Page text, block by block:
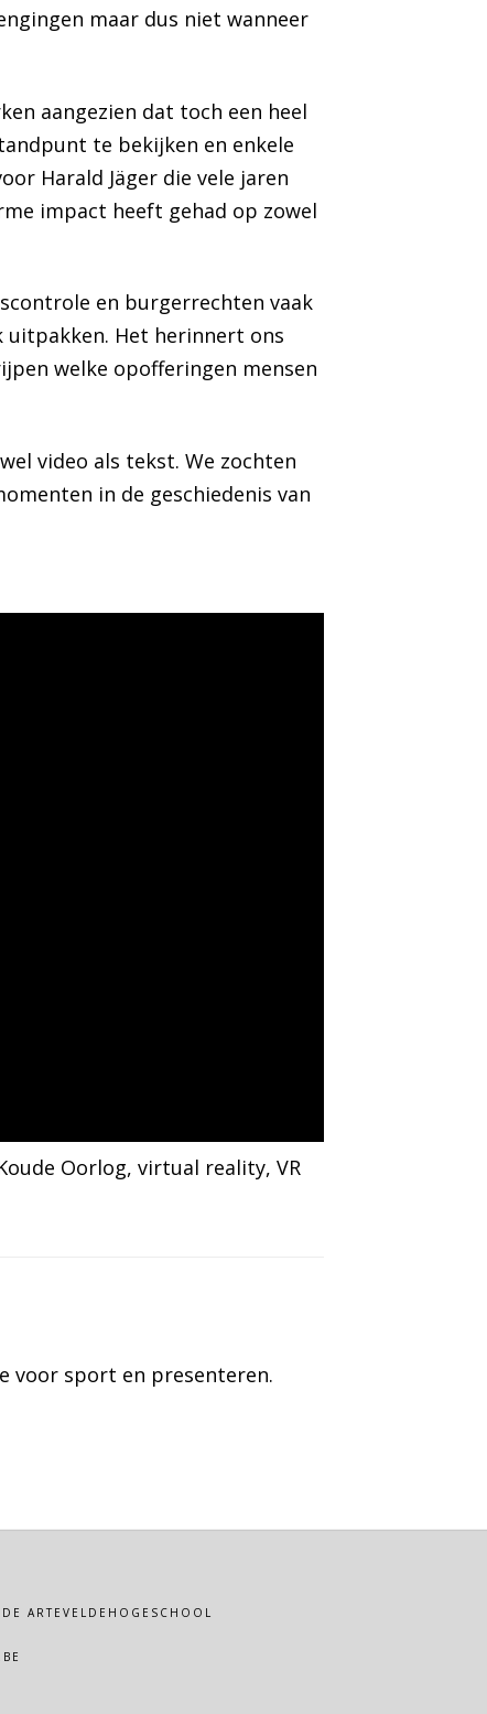
maar dus niet wanneer
aangezien dat toch een heel
te bekijken en enkele
Harald Jäger die vele jaren
impact heeft gehad op zowel
en burgerrechten vaak
uitpakken. Het herinnert ons
welke opofferingen mensen
video als tekst. We zochten
in de geschiedenis van
Oorlog, virtual reality, VR
voor sport en presenteren.
ARTEVELDEHOGESCHOOL